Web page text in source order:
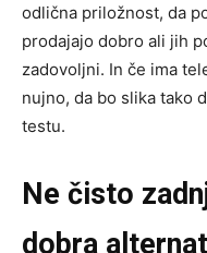
odlična priložnost, da
prodajajo dobro ali jih
zadovoljni. In če ima
nujno, da bo slika tako
testu.
Ne čisto
dobra